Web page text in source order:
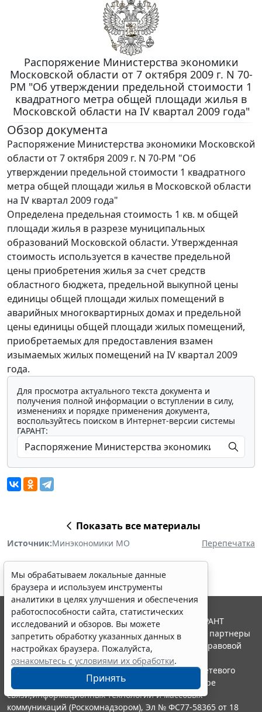
Распоряжение Министерства экономики
Московской области от 7 октября 2009 г. N 70-
РМ "Об утверждении предельной стоимости 1
квадратного метра общей площади жилья в
Московской области на IV квартал 2009 года"
Обзор документа
Распоряжение Министерства экономики Московской
области от 7 октября 2009 г. N 70-РМ "Об
утверждении предельной стоимости 1 квадратного
метра общей площади жилья в Московской области
на IV квартал 2009 года"
Определена предельная стоимость 1 кв. м общей
площади жилья в разрезе муниципальных
образований Московской области. Утвержденная
стоимость используется в качестве предельной
цены приобретения жилья за счет средств
областного бюджета, предельной выкупной цены
единицы общей площади жилых помещений в
аварийных многоквартирных домах и предельной
цены единицы общей площади жилых помещений,
приобретаемых для предоставления взамен
изымаемых жилых помещений на IV квартал 2009
года.
Для просмотра актуального текста документа и
получения полной информации о вступлении в силу,
изменениях и порядке применения документа,
воспользуйтесь поиском в Интернет-версии системы
ГАРАНТ:
Показать все материалы
Источник:Минэкономики МО Перепечатка
Мы обрабатываем локальные данные
браузера и используем инструменты
аналитики в целях улучшения и обеспечения
работоспособности сайта, статистических
исследований и обзоров. Вы можете
запретить обработку указанных данных в
настройках браузера. Пожалуйста,
ознакомьтесь с условиями их обработки.
Принять
© ООО "НПП "ГАРАНТ-СЕРВИС", 2026. Система ГАРАНТ
выпускается с 1990 года. Компания "Гарант" и ее партнеры
являются участниками Российской ассоциации правовой
информации ГАРАНТ.
Портал ГАРАНТ.РУ зарегистрирован в качестве сетевого
издания Федеральной службой по надзору в сфере
связи,информационных технологий и массовых
коммуникаций (Роскомнадзором), Эл № ФС77-58365 от 18